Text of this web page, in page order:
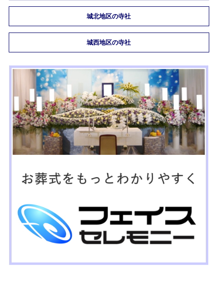
城北地区の寺社
城西地区の寺社